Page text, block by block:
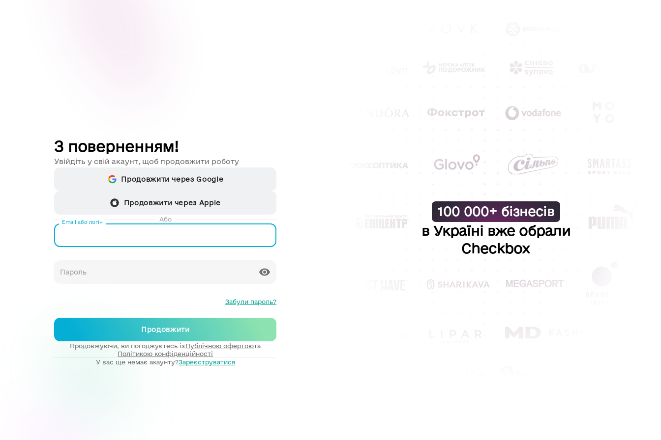
З поверненням!
Увійдіть у свій акаунт, щоб продовжити роботу
Продовжити через Google
Продовжити через Apple
Або
Email або логін
Забули пароль?
Продовжити
Продовжуючи, ви погоджуєтесь із Публічною офертоюта
Політикою конфіденційності
У вас ще немає акаунту?Зареєструватися
100 000+ бізнесів
в Україні вже обрали
Checkbox